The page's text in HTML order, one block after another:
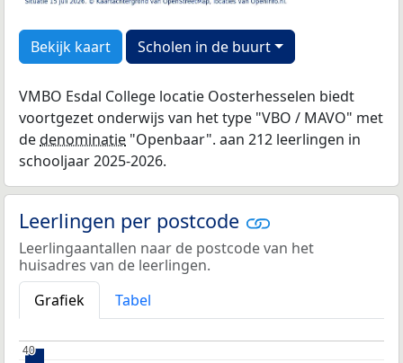
Bekijk kaart Scholen in de buurt
VMBO Esdal College locatie Oosterhesselen biedt
voortgezet onderwijs van het type "VBO / MAVO" met
dedenominatie "Openbaar". aan 212 leerlingen in
schooljaar 2025-2026.
Leerlingen per postcode
Leerlingaantallen naar de postcode van het
huisadres van de leerlingen.
Grafiek
Tabel
40
40